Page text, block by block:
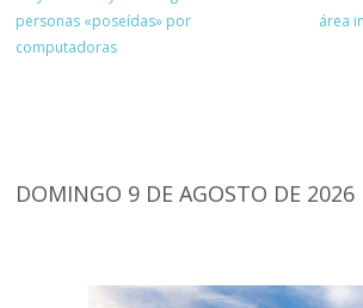
personas «poseídas» por
computadoras
área
DOMINGO 9 DE AGOSTO DE 2026